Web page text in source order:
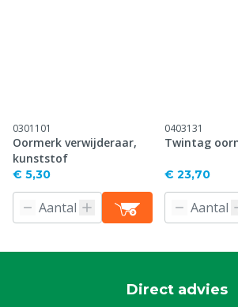
0301101
Oormerk verwijderaar,
kunststof
€ 5,30
0403131
Twintag
€ 23,70
Direct advies